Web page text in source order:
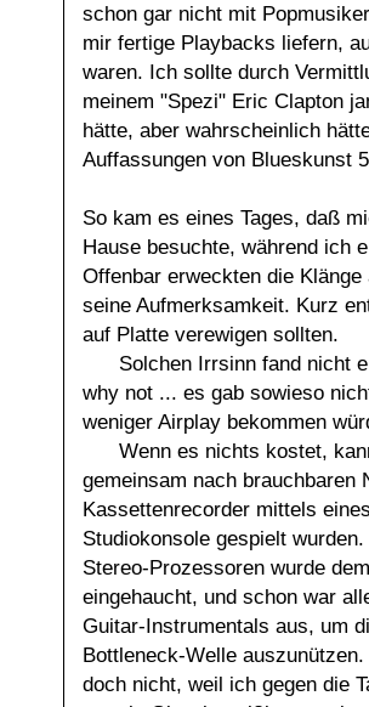
schon gar nicht mit
mir fertige Playbacks liefern,
waren. Ich sollte durch
meinem "Spezi" Eric Clapton
hätte, aber wahrscheinlich
Auffassungen von Blueskunst
So kam es eines Tages, daß
Hause besuchte, während ich
Offenbar erweckten die
seine Aufmerksamkeit. Kurz
auf Platte verewigen sollten.
Solchen Irrsinn fand nicht
why not ... es gab sowieso
weniger Airplay bekommen
Wenn es nichts kostet,
gemeinsam nach brauchbaren
Kassettenrecorder mittels
Studiokonsole gespielt
Stereo-Prozessoren wurde
eingehaucht, und schon war
Guitar-Instrumentals aus, um
Bottleneck-Welle
doch nicht, weil ich gegen die